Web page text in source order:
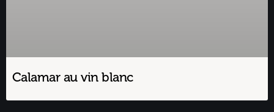
Calamar au vin blanc